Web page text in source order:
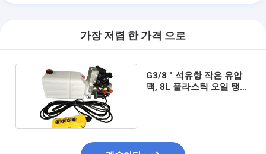
가장 저렴 한 가격 으로
G3/8 " 석유항 작은 유압
팩, 8L 플라스틱 오일 탱크